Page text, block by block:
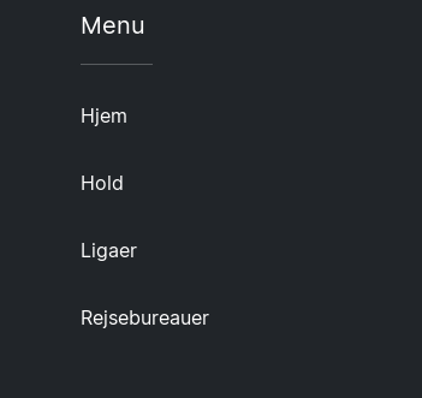
Menu
Hjem
Hold
Ligaer
Rejsebureauer